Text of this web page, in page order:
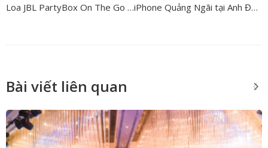
Loa JBL PartyBox On The Go 2 có gì mới? Đánh giá chi tiết từ thiết kế đến âm thanh iPhone Quảng Ngãi tại Anh Đức Digital – Lựa chọn hoàn hảo cho bạn
Bài viết liên quan